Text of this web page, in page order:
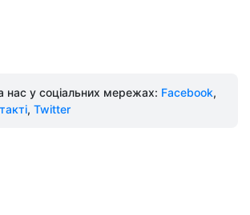
нас у соціальних мережах: Facebook,
, Twitter